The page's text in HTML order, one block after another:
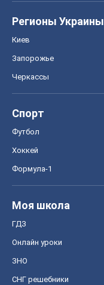
Регионы Украины
Киев
Запорожье
Черкассы
Спорт
Футбол
Хоккей
Формула-1
Моя школа
ГДЗ
Онлайн уроки
ЗНО
СНГ решебники